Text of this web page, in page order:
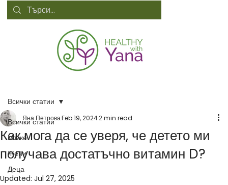
Всички статии
Мъже
Жени
Деца
Всички статии
Как мога да се уверя, че детето ми
получава достатъчно витамин D?
Яна ПетроваFeb 19, 20242 min read
Updated: Jul 27, 2025